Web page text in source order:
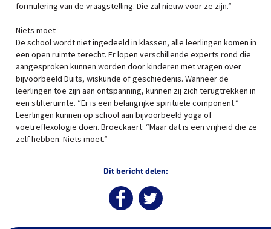
formulering van de vraagstelling. Die zal nieuw voor ze zijn.”
Niets moet
De school wordt niet ingedeeld in klassen, alle leerlingen komen in
een open ruimte terecht. Er lopen verschillende experts rond die
aangesproken kunnen worden door kinderen met vragen over
bijvoorbeeld Duits, wiskunde of geschiedenis. Wanneer de
leerlingen toe zijn aan ontspanning, kunnen zij zich terugtrekken in
een stilteruimte. “Er is een belangrijke spirituele component.”
Leerlingen kunnen op school aan bijvoorbeeld yoga of
voetreflexologie doen. Broeckaert: “Maar dat is een vrijheid die ze
zelf hebben. Niets moet.”
Dit bericht delen: